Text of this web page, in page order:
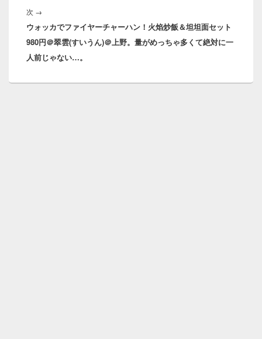
シ
ョ
ン
次 →
の
投
稿:
ウォッカでファイヤーチャーハン！火焰炒飯＆坦坦面セット
980円＠翠雲(すいうん)＠上野。量がめっちゃ多くて絶対に一
人前じゃない…。